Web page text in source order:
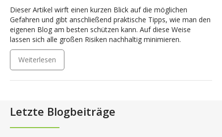
Dieser Artikel wirft einen kurzen Blick auf die möglichen
Gefahren und gibt anschließend praktische Tipps, wie man den
eigenen Blog am besten schützen kann. Auf diese Weise
lassen sich alle großen Risiken nachhaltig minimieren.
Weiterlesen
Letzte Blogbeiträge